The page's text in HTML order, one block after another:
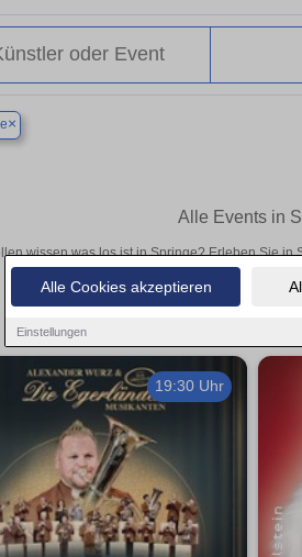
Alle Cookies akzeptieren
Einstellungen
×
Alle Events in
wissen was los ist in Springe? Erleben Sie
oder aufregende
19:30 Uhr